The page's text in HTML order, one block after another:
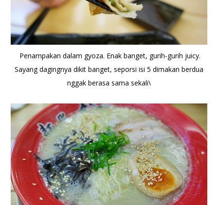
Penampakan dalam gyoza. Enak banget, gurih-gurih juicy.
Sayang dagingnya dikit banget, seporsi isi 5 dimakan berdua
nggak berasa sama sekali\